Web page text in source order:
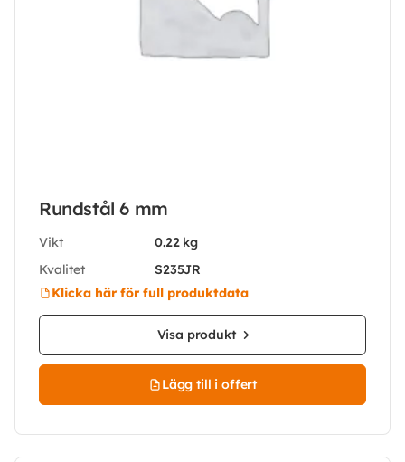
Rundstål 6 mm
Vikt
0.22 kg
Kvalitet
S235JR
Klicka här för full produktdata
Visa produkt
Lägg till i offert